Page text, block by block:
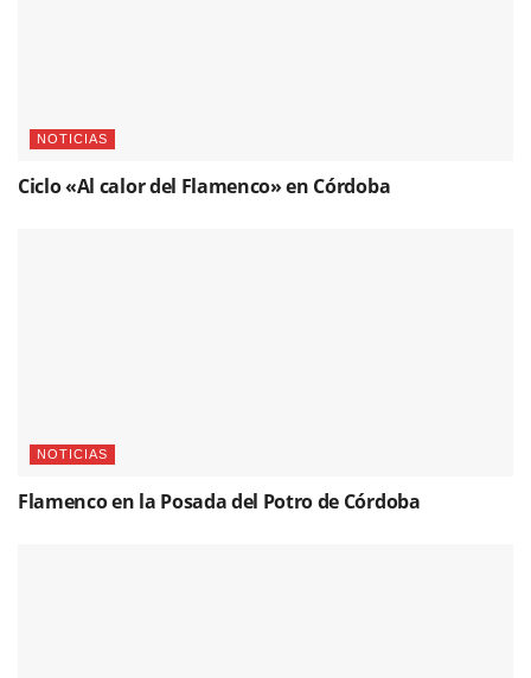
NOTICIAS
Ciclo «Al calor del Flamenco» en Córdoba
NOTICIAS
Flamenco en la Posada del Potro de Córdoba